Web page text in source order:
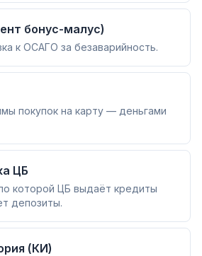
бонус-малус)
к ОСАГО за безаварийность.
покупок на карту — деньгами
ЦБ
которой ЦБ выдаёт кредиты
депозиты.
(КИ)